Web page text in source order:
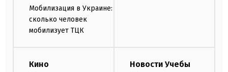
Мобилизация в Украине:
сколько человек
мобилизует ТЦК
Кино Новости Учебы